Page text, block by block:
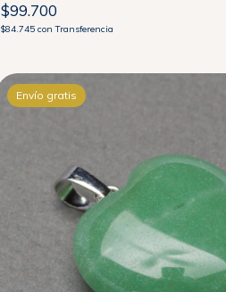
$99.700
$84.745con Transferencia
Envío gratis